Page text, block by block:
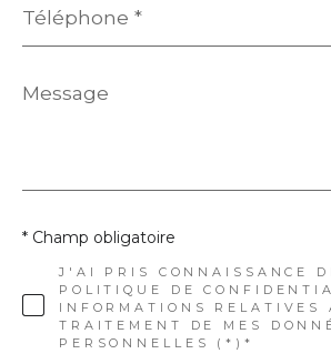
*
Message
*
J'AI PRIS CONNAISSANCE
POLITIQUE DE
INFORMATIONS RELATIVES
TRAITEMENT DE MES
PERSONNELLES (*)*
* Champ obligatoire